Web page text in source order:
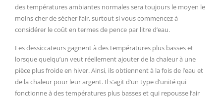
des températures ambiantes normales sera toujours le moyen le
moins cher de sécher l’air, surtout si vous commencez à
considérer le coût en termes de pence par litre d’eau.
Les dessiccateurs gagnent à des températures plus basses et
lorsque quelqu’un veut réellement ajouter de la chaleur à une
pièce plus froide en hiver. Ainsi, ils obtiennent à la fois de l’eau et
de la chaleur pour leur argent. Il s’agit d’un type d’unité qui
fonctionne à des températures plus basses et qui repousse l’air